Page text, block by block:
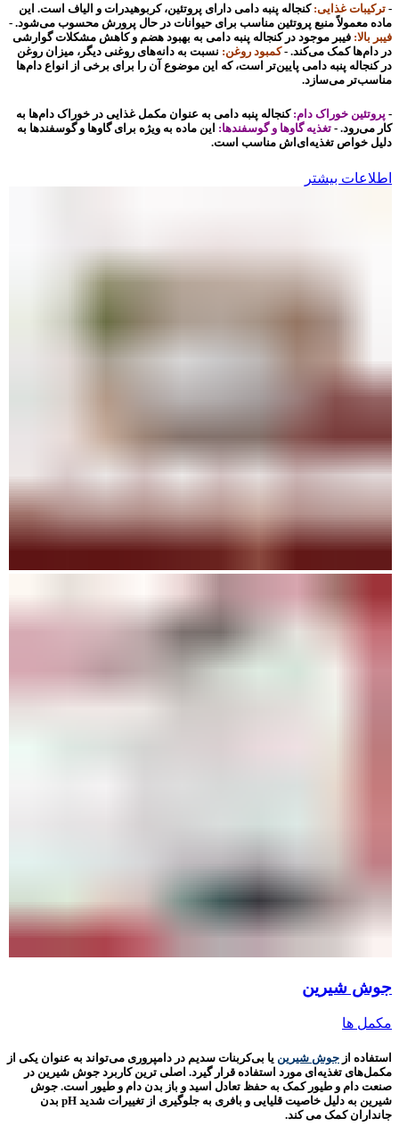
- ترکیبات غذایی: کنجاله پنبه دامی دارای پروتئین، کربوهیدرات و الیاف است. این
ماده معمولاً منبع پروتئین مناسب برای حیوانات در حال پرورش محسوب می‌شود. -
فیبر بالا: فیبر موجود در کنجاله پنبه دامی به بهبود هضم و کاهش مشکلات گوارشی
در دام‌ها کمک می‌کند. -کمبود روغن: نسبت به دانه‌های روغنی دیگر، میزان روغن
در کنجاله پنبه دامی پایین‌تر است، که این موضوع آن را برای برخی از انواع دام‌ها
مناسب‌تر می‌سازد.
- پروتئین خوراک دام: کنجاله پنبه دامی به عنوان مکمل غذایی در خوراک دام‌ها به
کار می‌رود. - تغذیه گاوها و گوسفندها: این ماده به ویژه برای گاوها و گوسفندها به
دلیل خواص تغذیه‌ای‌اش مناسب است.
اطلاعات بیشتر
جوش شیرین
مکمل ها
استفاده از جوش شیرین یا بی‌کربنات سدیم در دامپروری می‌تواند به عنوان یکی از
مکمل‌های تغذیه‌ای مورد استفاده قرار گیرد. اصلی ترین کاربرد جوش شیرین در
صنعت دام و طیور کمک به حفظ تعادل اسید و باز بدن دام و طیور است. جوش
شیرین به دلیل خاصیت قلیایی و بافری به جلوگیری از تغییرات شدید pH بدن
جانداران کمک می کند.